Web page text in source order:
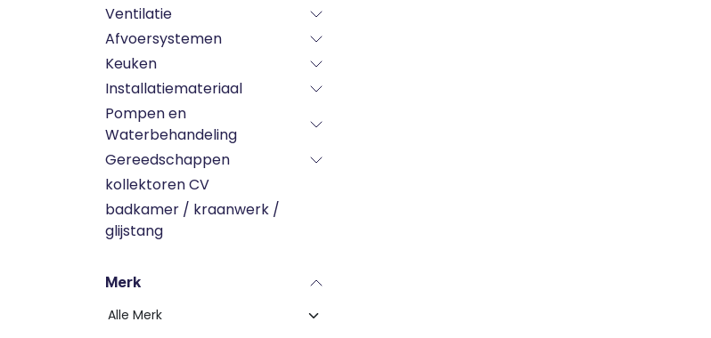
Ventilatie
Afvoersystemen
Keuken
Installatiemateriaal
Pompen en
Waterbehandeling
Gereedschappen
kollektoren CV
badkamer / kraanwerk /
glijstang
Merk